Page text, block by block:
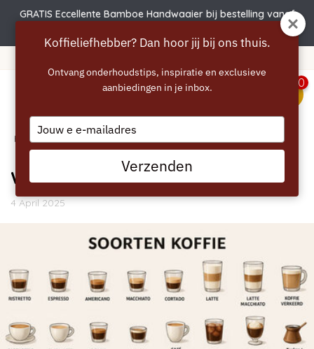
GRATIS Eccellente Bamboe Handwaaier bij bestelling vanaf
0
Home
Welke koffie heb jij in je kop?
4 April 2025
Koffieliefhebber? Dan hoor jij bij ons thuis.
Ontvang onderhoudstips, inspiratie en exclusieve
aanbiedingen in je inbox.
Type
your
email
Verzenden